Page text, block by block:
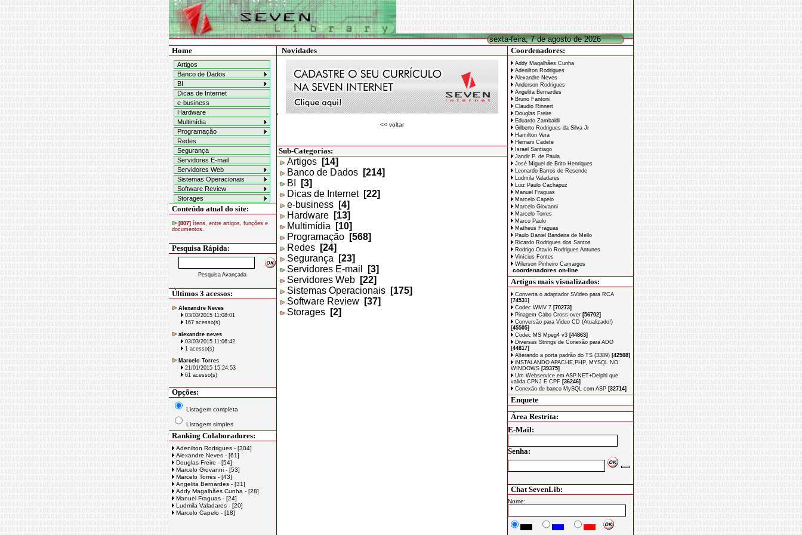
sexta-feira, 7 de agosto de 2026
Home
Artigos
Banco de Dados
BI
Dicas de Internet
e-business
Hardware
Multimídia
Programação
Redes
Segurança
Servidores E-mail
Servidores Web
Sistemas Operacionais
Software Review
Storages
Conteúdo atual do site:
[807] ítens, entre artigos, funções e
documentos.
Pesquisa Rápida:
Pesquisa Avançada
Últimos 3 acessos:
Alexandre Neves
03/03/2015 11:08:01
167 acesso(s)
alexandre neves
03/03/2015 11:06:42
1 acesso(s)
Marcelo Torres
21/01/2015 15:24:53
61 acesso(s)
Opções:
Listagem completa
Listagem simples
Ranking Colaboradores:
Adenilton Rodrigues - [304]
Alexandre Neves - [61]
Douglas Freire - [54]
Marcelo Giovanni - [53]
Marcelo Torres - [43]
Angelita Bernardes - [31]
Addy Magalhães Cunha - [28]
Manuel Fraguas - [24]
Ludmila Valadares - [20]
Marcelo Capelo - [18]
Novidades
<< voltar
Sub-Categorias:
Artigos
[14]
Banco de Dados
[214]
BI
[3]
Dicas de Internet [22]
e-business
[4]
Hardware
[13]
Multimídia
[10]
Programação
[568]
Redes
[24]
Segurança
[23]
Servidores E-mail
[3]
Servidores Web
[22]
Sistemas Operacionais
[175]
Software Review
[37]
Storages
[2]
Coordenadores:
Addy Magalhães Cunha
Adenilton Rodrigues
Alexandre Neves
Anderson Rodrigues
Angelita Bernardes
Bruno Fantoni
Claudio Rinnert
Douglas Freire
Eduardo Zambaldi
Gilberto Rodrigues da Silva Jr
Hamilton Vera
Hernani Cadete
Israel Santiago
Jandir P. de Paula
José Miguel de Brito Henriques
Leonardo Barros de Resende
Ludmila Valadares
Luiz Paulo Cachapuz
Manuel Fraguas
Marcelo Capelo
Marcelo Giovanni
Marcelo Torres
Marco Paulo
Matheus Fraguas
Paulo Daniel Bandeira de Mello
Ricardo Rodrigues dos Santos
Rodrigo Otavio Rodrigues Antunes
Vinícius Fontes
Wilerson Pinheiro Camargos
coordenadores on-line
Artigos mais visualizados:
Converta o adaptador SVideo para RCA
[74531]
Codec WMV 7 [70273]
Pinagem Cabo Cross-over [56702]
Conversão para Video CD (Atualizado!)
[45505]
Codec MS Mpeg4 v3 [44863]
Diversas Strings de Conexão para ADO
[44817]
Alterando a porta padrão do TS (3389) [42508]
iNSTALANDO APACHE,PHP, MYSQL NO
WINDOWS [39375]
Um Webservice em ASP.NET+Delphi que
valida CPNJ E CPF [36246]
Conexão de banco MySQL com ASP [32714]
Enquete
Área Restrita:
E-Mail:
Senha:
Chat SevenLib:
Nome: